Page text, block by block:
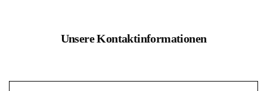
Unsere Kontaktinformationen